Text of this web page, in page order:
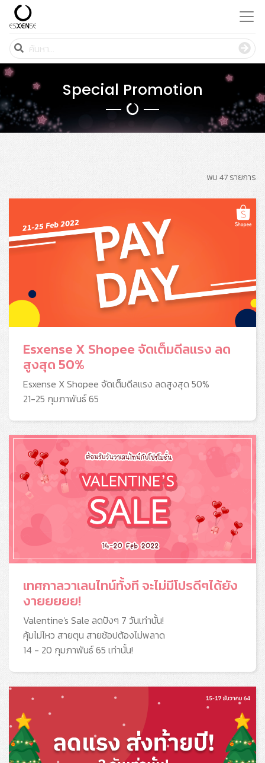
Special Promotion
พบ 47 รายการ
Esxense X Shopee จัดเต็มดีลแรง ลด
สูงสุด 50%
Esxense X Shopee จัดเต็มดีลแรง ลดสูงสุด 50%
21-25 กุมภาพันธ์ 65
เทศกาลวาเลนไทน์ทั้งที จะไม่มีโปรดีๆได้ยัง
งายยยยย!
Valentine's Sale ลดปังๆ 7 วันเท่านั้น!
คุ้มไม่ไหว สายตุน สายช้อปต้องไม่พลาด
14 - 20 กุมภาพันธ์ 65 เท่านั้น!